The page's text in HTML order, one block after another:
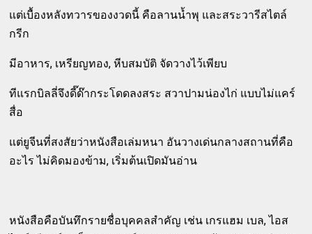
แต่เบื้องหลังทวารของงวดนี้ คือลานน้ำพุ และสระวารีสไตล์
กรีก
มีอาหาร, เหรียญทอง, หีบสมบัติ จัดวางไว้เพียบ
ทีแรกบิลลี่จึงดี๊ด๊ากระโดดลงสระ สวาปามน่องไก่ แบบไม่แคร์
สื่อ
แต่ยูจีนที่สงสัยว่าหนังสือเล่มหนา อันวางเด่นกลางสถานที่คือ
อะไร ไม่คิดมองข้าม, เริ่มต้นเปิดมันอ่าน
หนังสือคือบันทึกรายชื่อบุคคลสำคัญ เช่น เกรแฮม เบล, ไอส